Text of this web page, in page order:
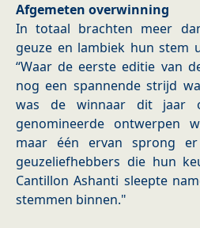
Afgemeten overwinning
​In totaal brachten meer
geuze en lambiek hun stem
“Waar de eerste editie van
nog een spannende strijd
was de winnaar dit jaar
genomineerde ontwerpen
maar één ervan sprong
geuzeliefhebbers die hun
Cantillon Ashanti sleepte
stemmen binnen."